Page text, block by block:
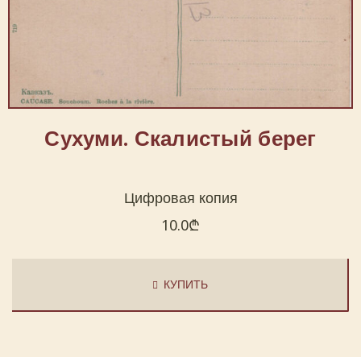
Сухуми. Скалистый берег
Цифровая копия
10.0₾
КУПИТЬ